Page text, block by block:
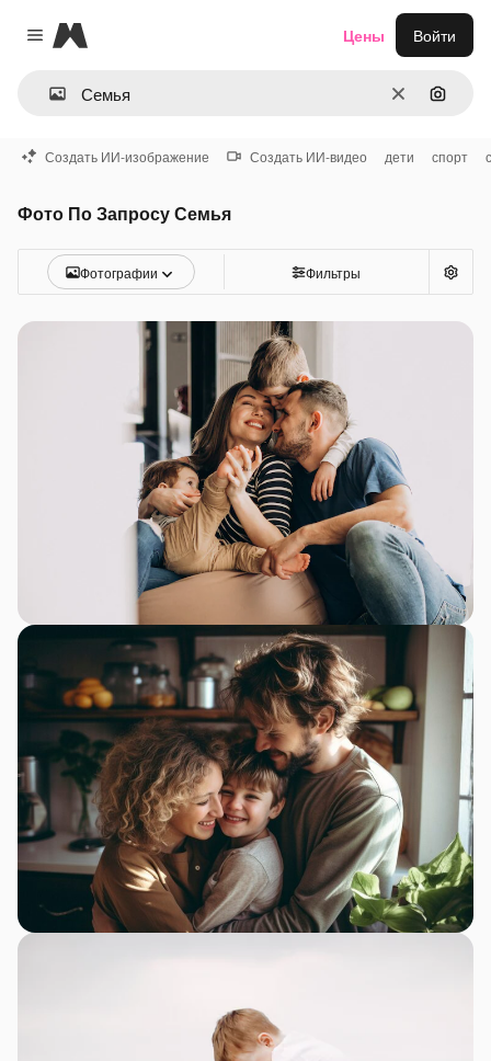
Close menu
Magnific
ОчиститьПоиск
Цены Войти
Создать ИИ-изображение Создать ИИ-видео дети спорт
Фото По Запросу Семья
Фотографии Фильтры